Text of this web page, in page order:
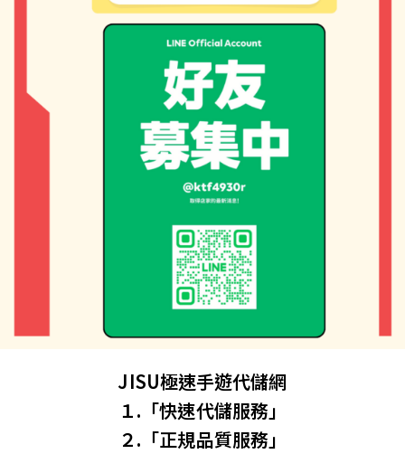
JISU極速手遊代儲網
１.「快速代儲服務」
２.「正規品質服務」